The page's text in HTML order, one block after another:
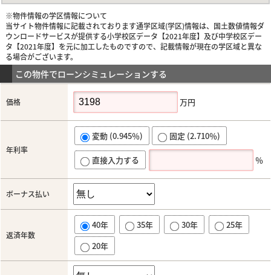
※物件情報の学区情報について
当サイト物件情報に記載されております通学区域(学区)情報は、国土数値情報ダ
ウンロードサービスが提供する小学校区データ【2021年度】及び中学校区デー
タ【2021年度】を元に加工したものですので、記載情報が現在の学区域と異な
る場合がございます。
この物件でローンシミュレーションする
価格 万円
年利率
変動 (0.945％) 固定 (2.710％)
直接入力する ％
ボーナス払い
返済年数
40年 35年 30年
25年
20年